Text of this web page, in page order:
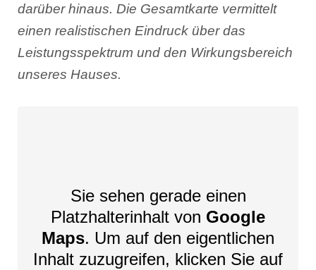
darüber hinaus. Die Gesamtkarte vermittelt
einen realistischen Eindruck über das
Leistungsspektrum und den Wirkungsbereich
unseres Hauses.
Sie sehen gerade einen
Platzhalterinhalt von Google
Maps. Um auf den eigentlichen
Inhalt zuzugreifen, klicken Sie auf